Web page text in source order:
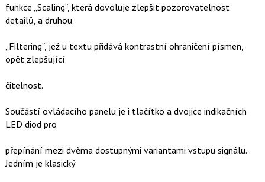
funkce „Scaling“, která dovoluje zlepšit pozorovatelnost
detailů, a druhou
„Filtering“, jež u textu přidává kontrastní ohraničení písmen,
opět zlepšující
čitelnost.
Součástí ovládacího panelu je i tlačítko a dvojice indikačních
LED diod pro
přepínání mezi dvěma dostupnými variantami vstupu signálu.
Jedním je klasický